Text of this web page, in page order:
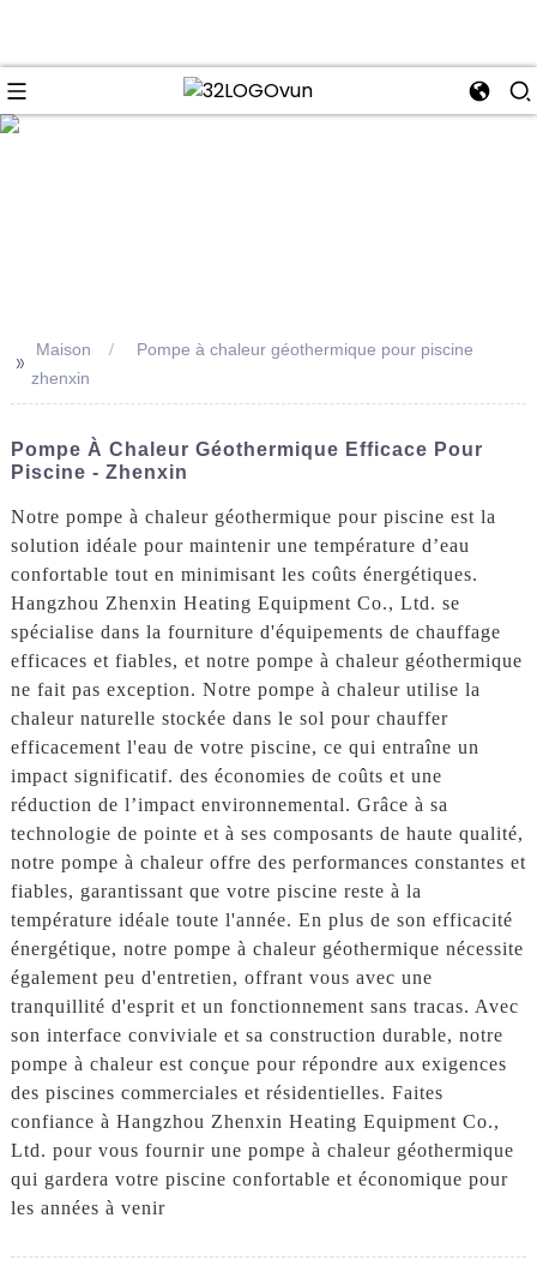
>> Maison
Pompe à chaleur géothermique pour piscine
zhenxin
Pompe À Chaleur Géothermique Efficace Pour
Piscine - Zhenxin
Notre pompe à chaleur géothermique pour piscine est la
solution idéale pour maintenir une température d’eau
confortable tout en minimisant les coûts énergétiques.
Hangzhou Zhenxin Heating Equipment Co., Ltd. se
spécialise dans la fourniture d'équipements de chauffage
efficaces et fiables, et notre pompe à chaleur géothermique
ne fait pas exception. Notre pompe à chaleur utilise la
chaleur naturelle stockée dans le sol pour chauffer
efficacement l'eau de votre piscine, ce qui entraîne un
impact significatif. des économies de coûts et une
réduction de l’impact environnemental. Grâce à sa
technologie de pointe et à ses composants de haute qualité,
notre pompe à chaleur offre des performances constantes et
fiables, garantissant que votre piscine reste à la
température idéale toute l'année. En plus de son efficacité
énergétique, notre pompe à chaleur géothermique nécessite
également peu d'entretien, offrant vous avec une
tranquillité d'esprit et un fonctionnement sans tracas. Avec
son interface conviviale et sa construction durable, notre
pompe à chaleur est conçue pour répondre aux exigences
des piscines commerciales et résidentielles. Faites
confiance à Hangzhou Zhenxin Heating Equipment Co.,
Ltd. pour vous fournir une pompe à chaleur géothermique
qui gardera votre piscine confortable et économique pour
les années à venir